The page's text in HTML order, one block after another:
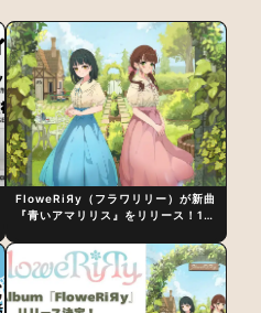
FloweRiЯy（フラワリリー）が新曲
『青いアマリリス』をリリース！1st